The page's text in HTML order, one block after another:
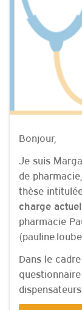
Bonjour,
Je suis
de
thèse
charge
pharmacie
Dans le